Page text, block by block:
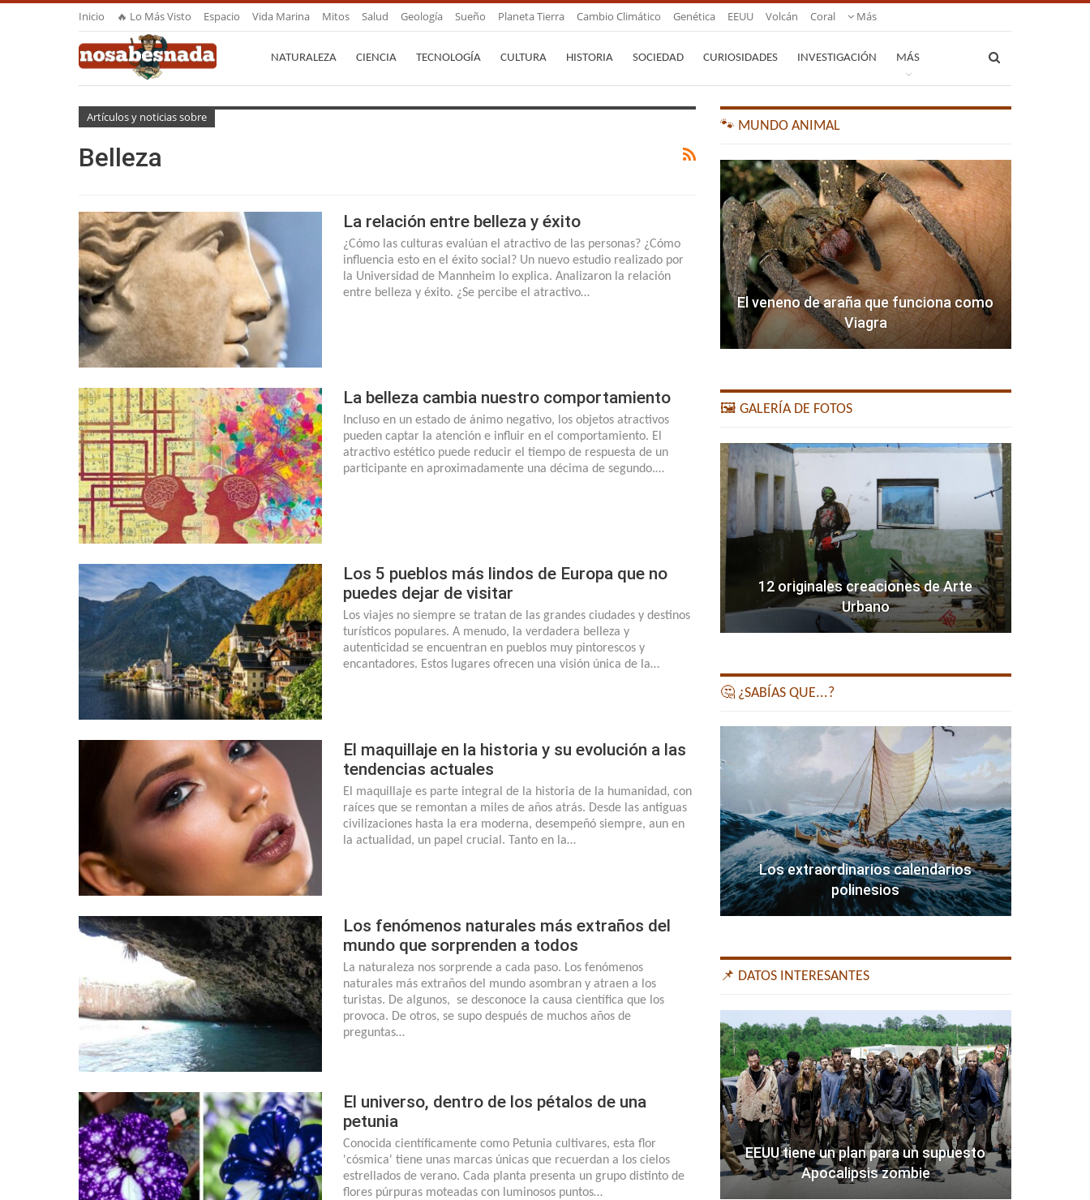
Inicio 🔥 Lo Más Visto Espacio Vida Marina Mitos Salud Geología Sueño Planeta Tierra Cambio Climático Genética EEUU Volcán Coral Más
NATURALEZA CIENCIA TECNOLOGÍA CULTURA HISTORIA SOCIEDAD CURIOSIDADES INVESTIGACIÓN MÁS
Artículos y noticias sobre
Belleza
La relación entre belleza y éxito
¿Cómo las culturas evalúan el atractivo de las personas? ¿Cómo
influencia esto en el éxito social? Un nuevo estudio realizado por
la Universidad de Mannheim lo explica. Analizaron la relación
entre belleza y éxito. ¿Se percibe el atractivo…
La belleza cambia nuestro comportamiento
Incluso en un estado de ánimo negativo, los objetos atractivos
pueden captar la atención e influir en el comportamiento. El
atractivo estético puede reducir el tiempo de respuesta de un
participante en aproximadamente una décima de segundo.…
Los 5 pueblos más lindos de Europa que no
puedes dejar de visitar
Los viajes no siempre se tratan de las grandes ciudades y destinos
turísticos populares. A menudo, la verdadera belleza y
autenticidad se encuentran en pueblos muy pintorescos y
encantadores. Estos lugares ofrecen una visión única de la…
El maquillaje en la historia y su evolución a las
tendencias actuales
El maquillaje es parte integral de la historia de la humanidad, con
raíces que se remontan a miles de años atrás. Desde las antiguas
civilizaciones hasta la era moderna, desempeñó siempre, aun en
la actualidad, un papel crucial. Tanto en la…
Los fenómenos naturales más extraños del
mundo que sorprenden a todos
La naturaleza nos sorprende a cada paso. Los fenómenos
naturales más extraños del mundo asombran y atraen a los
turistas. De algunos, se desconoce la causa científica que los
provoca. De otros, se supo después de muchos años de
preguntas…
El universo, dentro de los pétalos de una
petunia
Conocida científicamente como Petunia cultivares, esta flor
'cósmica' tiene unas marcas únicas que recuerdan a los cielos
estrellados de verano. Cada planta presenta un grupo distinto de
flores púrpuras moteadas con luminosos puntos…
🐾 MUNDO ANIMAL
El veneno de araña que funciona como
Viagra
🖼️ GALERÍA DE FOTOS
12 originales creaciones de Arte
Urbano
🤔 ¿SABÍAS QUE...?
Los extraordinarios calendarios
polinesios
📌 DATOS INTERESANTES
EEUU tiene un plan para un supuesto
Apocalipsis zombie